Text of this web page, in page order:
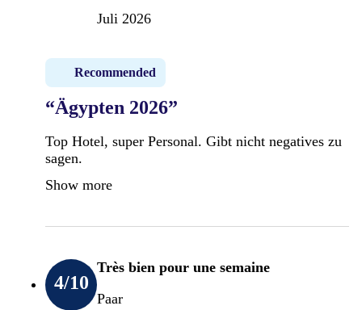
Juli 2026
Recommended
“Ägypten 2026”
Top Hotel, super Personal. Gibt nicht negatives zu
sagen.
Show more
4/10
Très bien pour une semaine
Paar